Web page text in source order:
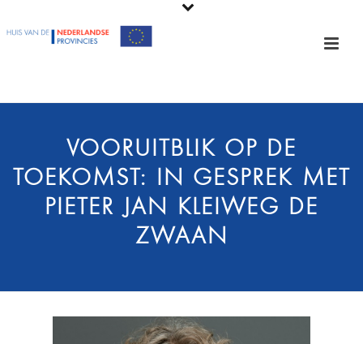
VOORUITBLIK OP DE
TOEKOMST: IN GESPREK MET
PIETER JAN KLEIWEG DE
ZWAAN